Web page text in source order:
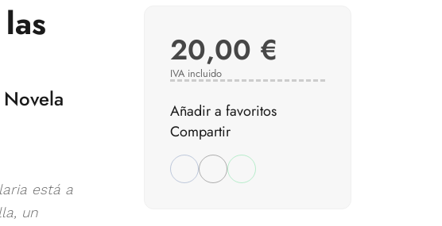
está a
un
20,00 €
IVA incluido
Añadir a favoritos
Compartir